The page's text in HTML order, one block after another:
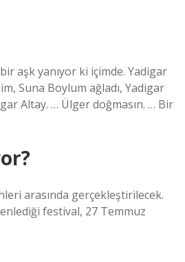
aşk yanıyor ki içimde. Yadigar
Suna Boylum ağladı, Yadigar
Altay. … Ülger doğmasın. … Bir
​​arasında gerçekleştirilecek.
festival, 27 Temmuz